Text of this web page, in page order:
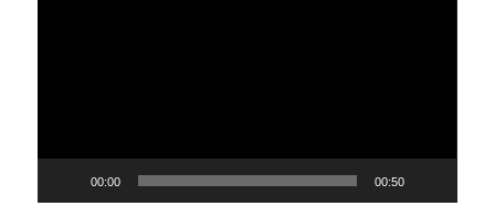
00:00 00:50